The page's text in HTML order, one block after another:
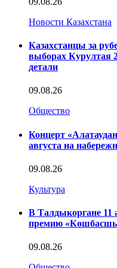
Новости Казахстана
Казахстанцы за
выборах Курултая
детали
09.08.26
Общество
Концерт
августа на
09.08.26
Культура
В Талдыкоргане 11
премию
09.08.26